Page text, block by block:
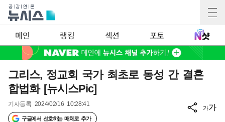
메인 랭킹 섹션 포토
그리스, 정교회 국가 최초로 동성 간 결혼
합법화 [뉴시스Pic]
기사등록 2024/02/16 10:28:41
구글에서 선호하는 매체로 추가
가가